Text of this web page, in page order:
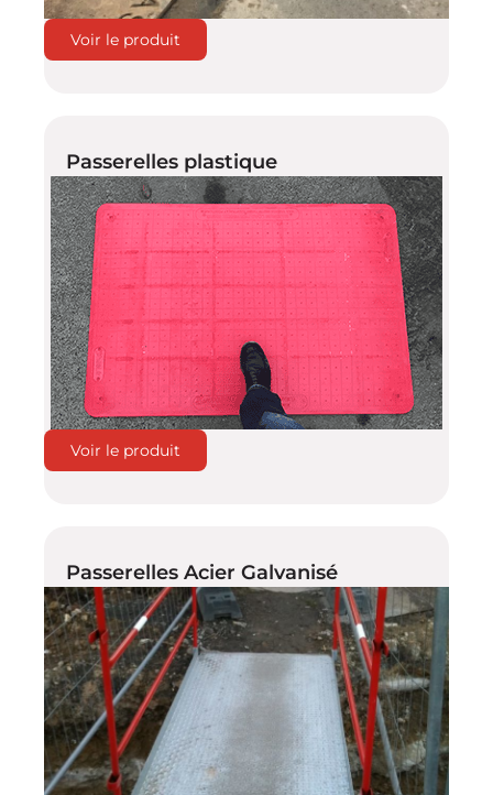
Voir le produit
Passerelles plastique
Voir le produit
Passerelles Acier Galvanisé